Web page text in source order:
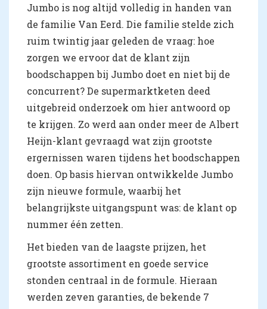
Jumbo is nog altijd volledig in handen van
de familie Van Eerd. Die familie stelde zich
ruim twintig jaar geleden de vraag: hoe
zorgen we ervoor dat de klant zijn
boodschappen bij Jumbo doet en niet bij de
concurrent? De supermarktketen deed
uitgebreid onderzoek om hier antwoord op
te krijgen. Zo werd aan onder meer de Albert
Heijn-klant gevraagd wat zijn grootste
ergernissen waren tijdens het boodschappen
doen. Op basis hiervan ontwikkelde Jumbo
zijn nieuwe formule, waarbij het
belangrijkste uitgangspunt was: de klant op
nummer één zetten.
Het bieden van de laagste prijzen, het
grootste assortiment en goede service
stonden centraal in de formule. Hieraan
werden zeven garanties, de bekende 7